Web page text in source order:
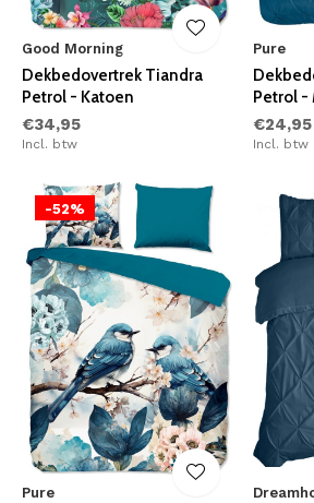
Good Morning
Dekbedovertrek Tiandra
Petrol - Katoen
€34,95
Incl. btw
Pure
Petrol -
€24,95
Incl. btw
-52%
Pure